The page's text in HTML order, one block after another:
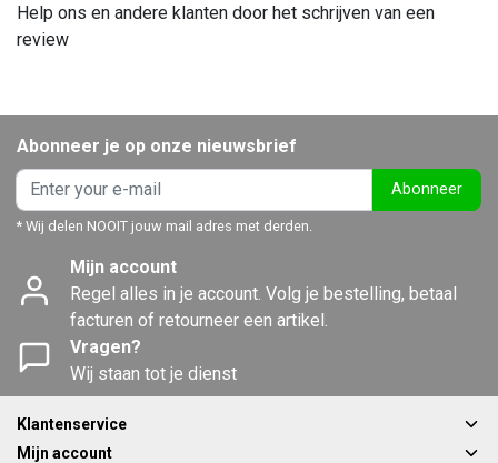
Help ons en andere klanten door het schrijven van een
review
Abonneer je op onze nieuwsbrief
Abonneer
* Wij delen NOOIT jouw mail adres met derden.
Mijn account
Regel alles in je account. Volg je bestelling, betaal
facturen of retourneer een artikel.
Vragen?
Wij staan tot je dienst
Klantenservice
Mijn account